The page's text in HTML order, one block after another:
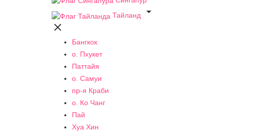
Тайланд


Бангкок
о. Пхукет
Паттайя
о. Самуи
пр-я Краби
о. Ко Чанг
Пай
Хуа Хин